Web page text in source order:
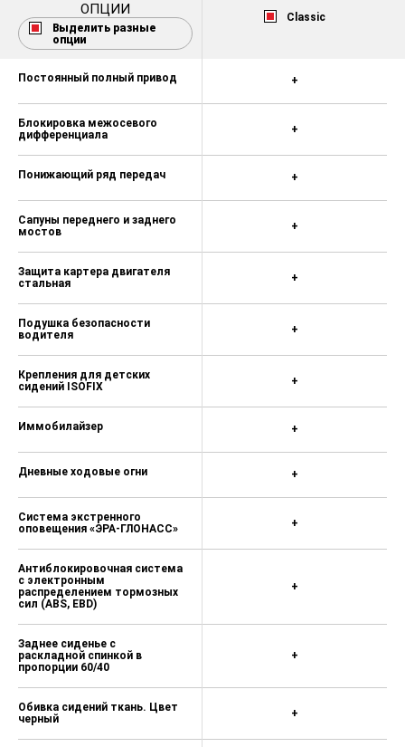
ОПЦИИ
Выделить разные
опции
Classic
Постоянный полный привод
Блокировка межосевого
дифференциала
Понижающий ряд передач
Сапуны переднего и заднего
мостов
Защита картера двигателя
стальная
Подушка безопасности
водителя
Крепления для детских
сидений ISOFIX
Иммобилайзер
Дневные ходовые огни
Система экстренного
оповещения «ЭРА-ГЛОНАСС»
Антиблокировочная система
с электронным
распределением тормозных
сил (ABS, EBD)
Заднее сиденье с
раскладной спинкой в
пропорции 60/40
Обивка сидений ткань. Цвет
черный
+
+
+
+
+
+
+
+
+
+
+
+
+